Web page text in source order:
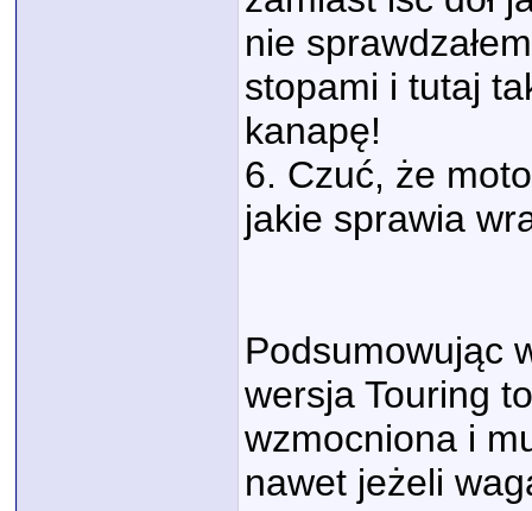
nie
stopami i tutaj
kanapę!
6. Czuć, że
jakie sprawia
Podsumowując
wersja Touring
wzmocniona i
nawet jeżeli